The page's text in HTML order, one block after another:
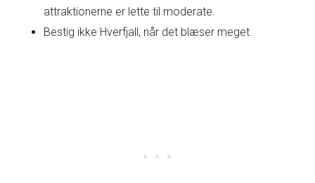
attraktionerne er lette til moderate.
Bestig ikke Hverfjall, når det blæser meget.